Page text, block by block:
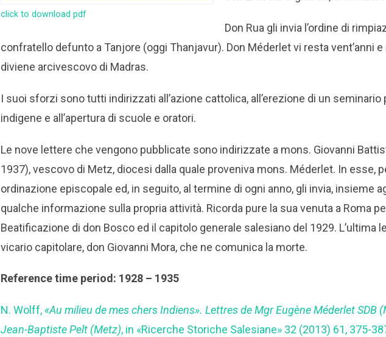
click to download pdf
Don Rua gli invia l’ordine di
confratello defunto a Tanjore (oggi Thanjavur). Don Méderlet vi resta vent’anni e
diviene arcivescovo di Madras.
I suoi sforzi sono tutti indirizzati all’azione cattolica, all’erezione di un seminario
indigene e all’apertura di scuole e oratori.
Le nove lettere che vengono pubblicate sono indirizzate a mons. Giovanni
1937), vescovo di Metz, diocesi dalla quale proveniva mons. Méderlet. In esse,
ordinazione episcopale ed, in seguito, al termine di ogni anno, gli invia, insieme
qualche informazione sulla propria attività. Ricorda pure la sua venuta a Roma
Beatificazione di don Bosco ed il capitolo generale salesiano del 1929. L’ultima
vicario capitolare, don Giovanni Mora, che ne comunica la morte.
Reference time period: 1928 – 1935
N. Wolff, «Au milieu de mes chers Indiens». Lettres de Mgr Eugène Méderlet SDB
Jean-Baptiste Pelt (Metz), in «Ricerche Storiche Salesiane» 32 (2013) 61, 375-